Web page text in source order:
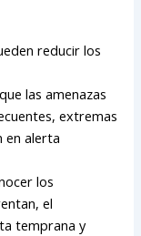
reducir los
las amenazas
extremas
en alerta
los
el
temprana y